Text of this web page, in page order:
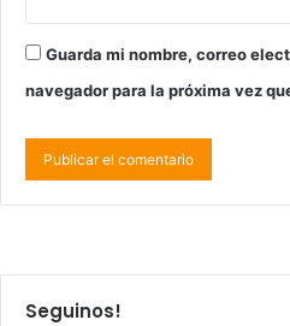
Guarda mi nombre, correo
navegador para la próxima vez
Seguinos!